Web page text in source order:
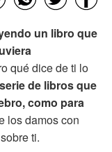
un libro que
qué dice de ti lo
de libros que
como para
los damos con
ti.